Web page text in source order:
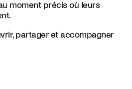
moment précis où leurs
partager et accompagner